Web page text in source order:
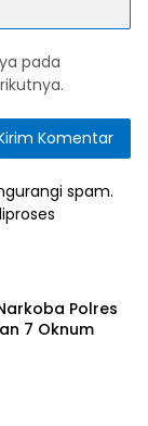
pada
spam.
Polres
7 Oknum